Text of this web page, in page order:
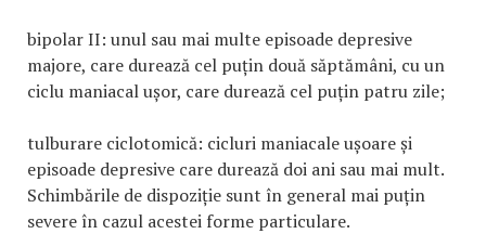
bipolar II: unul sau mai multe episoade depresive
majore, care durează cel puțin două săptămâni, cu un
ciclu maniacal ușor, care durează cel puțin patru zile;
tulburare ciclotomică: cicluri maniacale ușoare și
episoade depresive care durează doi ani sau mai mult.
Schimbările de dispoziție sunt în general mai puțin
severe în cazul acestei forme particulare.